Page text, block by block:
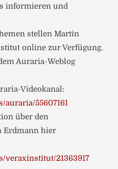
informieren und
stellen Martin
online zur Verfügung.
Auraria-Weblog
Videokanal:
55607161
über den
Erdmann hier
veraxinstitut/21363917